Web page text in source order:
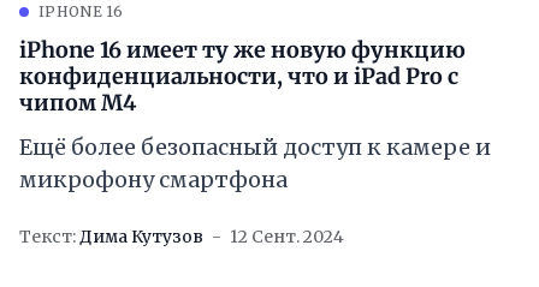
IPHONE 16
iPhone 16 имеет ту же новую функцию
конфиденциальности, что и iPad Pro с
чипом M4
Ещё более безопасный доступ к камере и
микрофону смартфона
Текст:Дима Кутузов 12 Сент. 2024